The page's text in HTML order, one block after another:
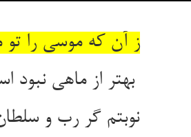
نوبتم گر رب و